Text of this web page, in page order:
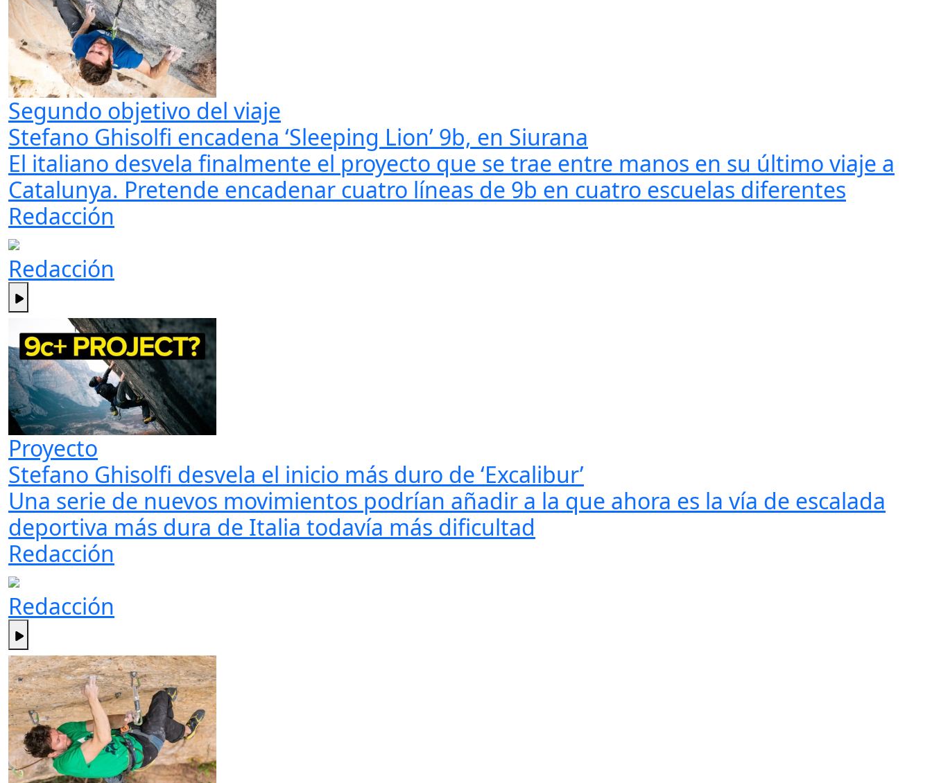
Segundo objetivo del viaje
Stefano Ghisolfi encadena ‘Sleeping Lion’ 9b, en Siurana
El italiano desvela finalmente el proyecto que se trae entre manos en su último viaje a
Catalunya. Pretende encadenar cuatro líneas de 9b en cuatro escuelas diferentes
Redacción
Redacción
Proyecto
Stefano Ghisolfi desvela el inicio más duro de ‘Excalibur’
Una serie de nuevos movimientos podrían añadir a la que ahora es la vía de escalada
deportiva más dura de Italia todavía más dificultad
Redacción
Redacción